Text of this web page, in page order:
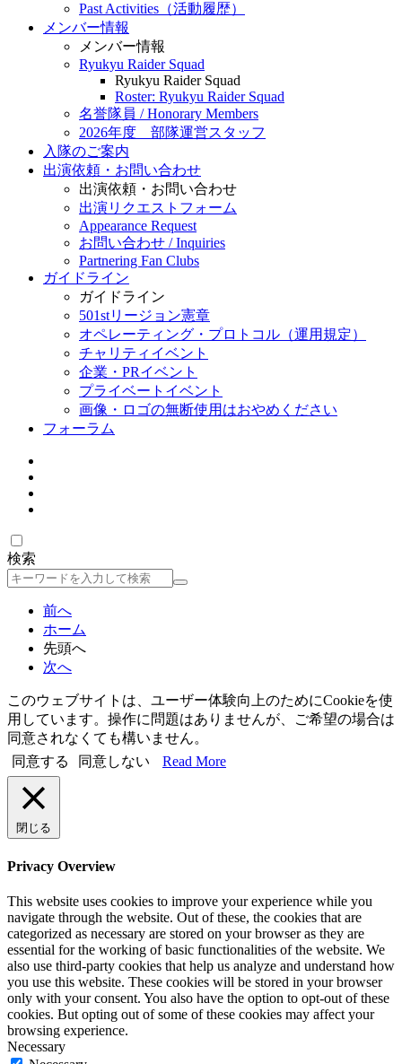
Past Activities（活動履歴）
メンバー情報
メンバー情報
Ryukyu Raider Squad
Ryukyu Raider Squad
Roster: Ryukyu Raider Squad
名誉隊員 / Honorary Members
2026年度 部隊運営スタッフ
入隊のご案内
出演依頼・お問い合わせ
出演依頼・お問い合わせ
出演リクエストフォーム
Appearance Request
お問い合わせ / Inquiries
Partnering Fan Clubs
ガイドライン
ガイドライン
501stリージョン憲章
オペレーティング・プロトコル（運用規定）
チャリティイベント
企業・PRイベント
プライベートイベント
画像・ロゴの無断使用はおやめください
フォーラム
検索
検
前へ
ホーム
先頭へ
次へ
このウェブサイトは、ユーザー体験向上のためにCookieを使
用しています。操作に問題はありませんが、ご希望の場合は
同意されなくても構いません。
同意する
同意しない Read More
閉じる
Privacy Overview
This website uses cookies to improve your experience while you
navigate through the website. Out of these, the cookies that are
categorized as necessary are stored on your browser as they are
essential for the working of basic functionalities of the website. We
also use third-party cookies that help us analyze and understand how
you use this website. These cookies will be stored in your browser
only with your consent. You also have the option to opt-out of these
cookies. But opting out of some of these cookies may affect your
browsing experience.
Necessary